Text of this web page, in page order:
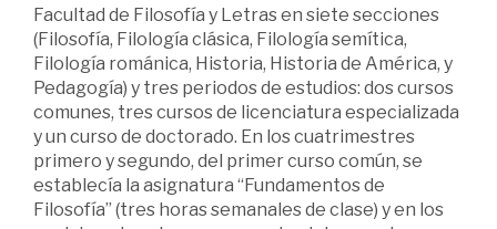
Facultad de Filosofía y Letras en siete secciones
(Filosofía, Filología clásica, Filología semítica,
Filología románica, Historia, Historia de América, y
Pedagogía) y tres periodos de estudios: dos cursos
comunes, tres cursos de licenciatura especializada
y un curso de doctorado. En los cuatrimestres
primero y segundo, del primer curso común, se
establecía la asignatura “Fundamentos de
Filosofía” (tres horas semanales de clase) y en los